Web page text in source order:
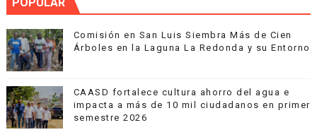
Comisión en San Luis Siembra Más de Cien
Árboles en la Laguna La Redonda y su Entorno
CAASD fortalece cultura ahorro del agua e
impacta a más de 10 mil ciudadanos en primer
semestre 2026